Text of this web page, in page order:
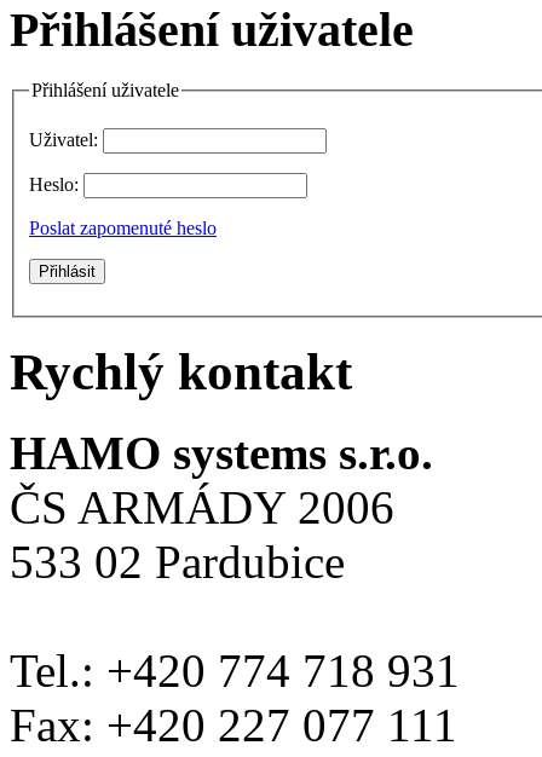
Přihlášení uživatele
Přihlášení uživatele
Uživatel:
Heslo:
Poslat zapomenuté heslo
Rychlý kontakt
HAMO systems s.r.o.
ČS ARMÁDY 2006
533 02 Pardubice
Tel.: +420 774 718 931
Fax: +420 227 077 111